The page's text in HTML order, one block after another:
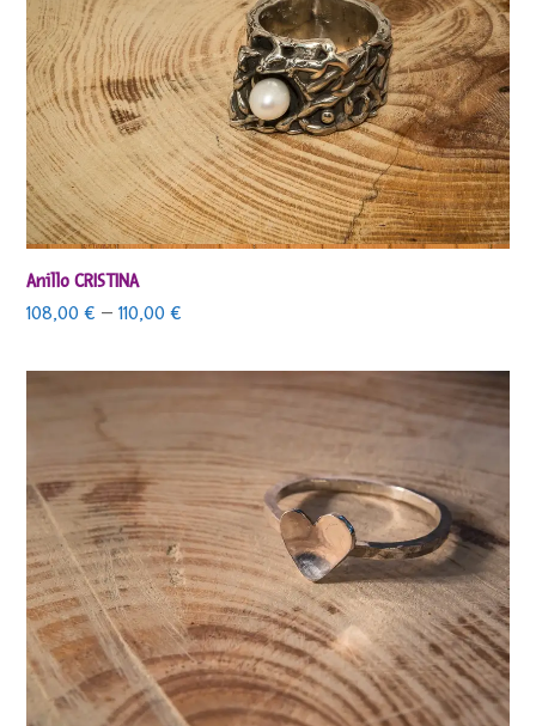
Anillo CRISTINA
108,00€ –110,00€